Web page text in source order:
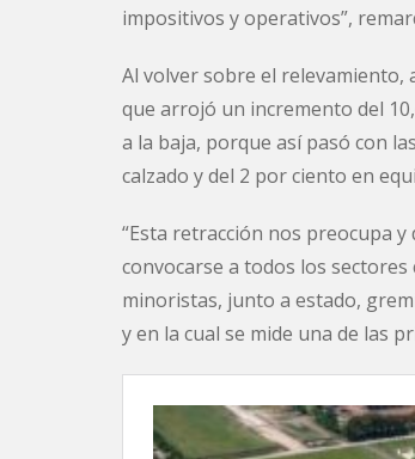
impositivos y operativos”,
Al volver sobre el
que arrojó un incremento del
a la baja, porque así pasó con
calzado y del 2 por ciento en
“Esta retracción nos preocupa
convocarse a todos los
minoristas, junto a estado,
y en la cual se mide una de las